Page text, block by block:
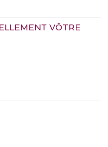
VÔTRE